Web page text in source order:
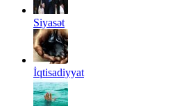
Siyasət
İqtisadiyyat